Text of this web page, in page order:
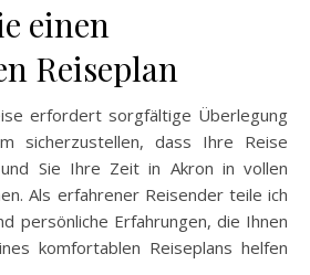
einen
Reiseplan
erfordert sorgfältige Überlegung
sicherzustellen, dass Ihre Reise
Sie Ihre Zeit in Akron in vollen
Als erfahrener Reisender teile ich
persönliche Erfahrungen, die Ihnen
komfortablen Reiseplans helfen